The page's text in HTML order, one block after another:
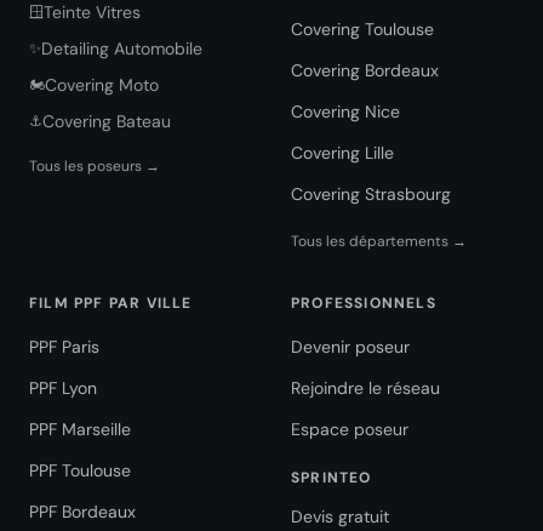
🪟Teinte Vitres
✨Detailing Automobile
🏍️Covering Moto
⚓Covering Bateau
Tous les poseurs →
Covering Toulouse
Covering Bordeaux
Covering Nice
Covering Lille
Covering Strasbourg
Tous les départements →
FILM PPF PAR VILLE
PPF Paris
PPF Lyon
PPF Marseille
PPF Toulouse
PPF Bordeaux
PROFESSIONNELS
Devenir poseur
Rejoindre le réseau
Espace poseur
SPRINTEO
Devis gratuit